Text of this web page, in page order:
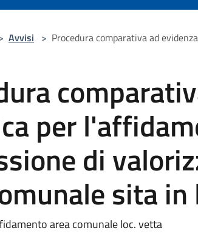
Avvisi > Procedura comparativa ad
per
di
sita
area comunale loc. vetta